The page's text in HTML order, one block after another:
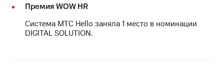
Еврооблигации-2023
Уведомление
о
погашении
Премия WOW HR
Система МТС Hello заняла 1 место в номинации
DIGITAL SOLUTION.